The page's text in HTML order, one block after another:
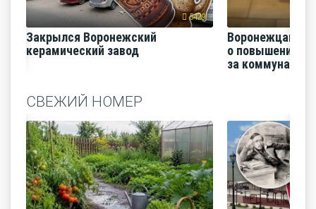
5429
Закрылся Воронежский
керамический завод
Воронежцам
о повышении
за
СВЕЖИЙ НОМЕР